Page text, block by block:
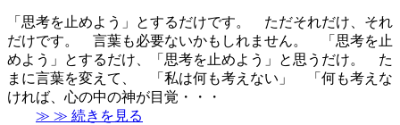
「思考を止めよう」とするだけです。 ただそれだけ、それ
だけです。 言葉も必要ないかもしれません。 「思考を止
めよう」とするだけ、「思考を止めよう」と思うだけ。 た
まに言葉を変えて、 「私は何も考えない」 「何も考えな
ければ、心の中の神が目覚・・・
≫ ≫ 続きを見る